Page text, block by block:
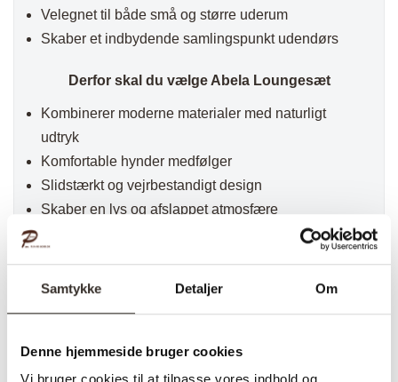
Samtykke Detaljer Om
Denne hjemmeside bruger cookies
Velegnet til både små og større uderum
Skaber et indbydende samlingspunkt udendørs
Derfor skal du vælge Abela Loungesæt
Kombinerer moderne materialer med naturligt
udtryk
Komfortable hynder medfølger
Slidstærkt og vejrbestandigt design
Skaber en lys og afslappet atmosfære
Abela Loungesæt er det oplagte valg til dig, der
et naturligt look og høj funktionalitet.
✅ Hurtig fragt
✅ 14 dages fuld returret